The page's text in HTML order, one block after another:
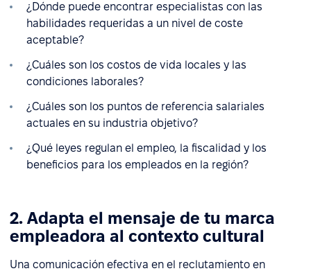
¿Dónde puede encontrar especialistas con las
habilidades requeridas a un nivel de coste
aceptable?
¿Cuáles son los costos de vida locales y las
condiciones laborales?
¿Cuáles son los puntos de referencia salariales
actuales en su industria objetivo?
¿Qué leyes regulan el empleo, la fiscalidad y los
beneficios para los empleados en la región?
2. Adapta el mensaje de tu marca
empleadora al contexto cultural
Una comunicación efectiva en el reclutamiento en